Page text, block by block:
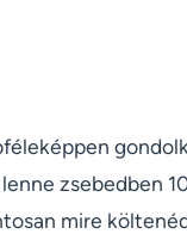
zsebedben
mire